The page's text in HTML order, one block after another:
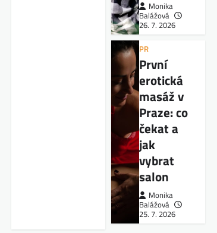
Monika
Balážová
26. 7. 2026
PR
První
erotická
masáž v
Praze: co
čekat a
jak
vybrat
salon
Monika
Balážová
25. 7. 2026